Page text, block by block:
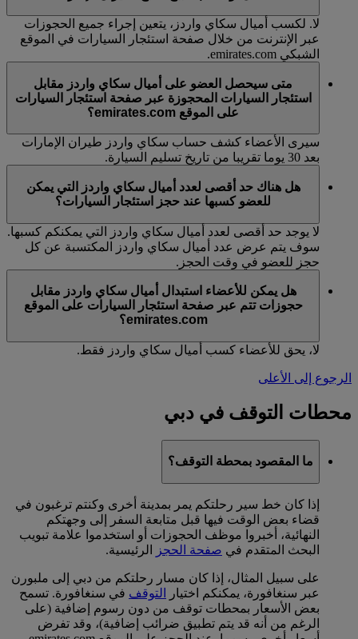
لا. لكسب أميال سكاي واردز، يتعين إجراء جميع الحجوزات
عبر الإنترنت من خلال صفحة استئجار السيارات في الموقع
الشبكي emirates.com.
متى سيحصل العضو على أميال سكاي واردز مقابل
استئجار السيارات المحجوزة عبر صفحة استئجار السيارات
على الموقع emirates.com؟
سيرى الأعضاء كشف حساب سكاي واردز طيران الإمارات
بعد 30 يوما تقريبا من تاريخ تسليم السيارة.
هل هناك حد أقصى لعدد أميال سكاي واردز التي يمكن
للعضو كسبها عند حجز استئجار السيارات؟
لا يوجد حد أقصى لعدد أميال سكاي واردز التي يمكنكم كسبها.
سوف يتم عرض عدد أميال سكاي واردز المكتسبة عن كل
حجز للعضو في وقت الحجز.
هل يمكن للأعضاء استبدال أميال سكاي واردز مقابل
حجوزات تتم عبر صفحة استئجار السيارات على الموقع
emirates.com؟
لا، يحق للأعضاء كسب أميال سكاي واردز فقط.
الرجوع إلى الأعلى
محطات التوقف في دبي
ما المقصود بمحطة التوقف؟
إذا كان خط سير رحلتكم يمر بمدينة أخرى وكنتم ترغبون في
قضاء بعض الوقت فيها قبل متابعة السفر إلى وجهتكم
النهائية، أخبروا موظف الحجوزات أو استخدموا علامة تبويب
البحث المتقدم في صفحة الحجز الرئيسية.
على سبيل المثال، إذا كان مسار رحلتكم من دبي إلى ملبورن
عبر سنغافورة، يمكنكم اختيار
التوقف في سنغافورة. تسمح
بعض الأسعار بمحطات توقف من دون رسوم إضافية (على
الرغم من أنه قد يتم تطبيق ضرائب إضافية)، وقد تفرض